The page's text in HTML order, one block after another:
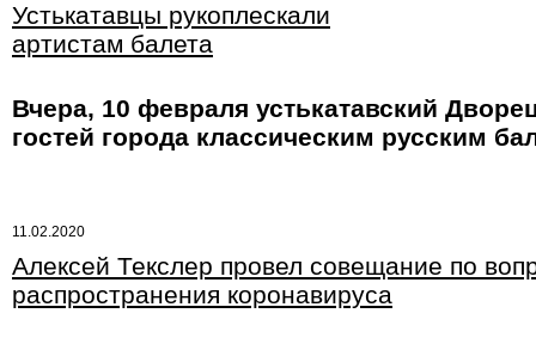
Устькатавцы рукоплескали
артистам балета
Вчера, 10 февраля устькатавский
гостей города классическим русским
11.02.2020
Алексей Текслер провел совещание по
распространения коронавируса